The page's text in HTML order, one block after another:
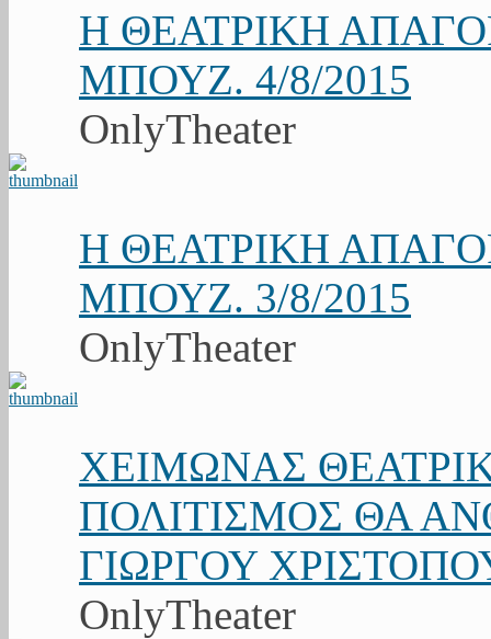
Η ΘΕΑΤΡΙΚΗ
ΜΠΟΥΖ. 4/8/2015
OnlyTheater
Η ΘΕΑΤΡΙΚΗ
ΜΠΟΥΖ. 3/8/2015
OnlyTheater
ΧΕΙΜΩΝΑΣ
ΠΟΛΙΤΙΣΜΟΣ ΘΑ
ΓΙΩΡΓΟΥ
OnlyTheater